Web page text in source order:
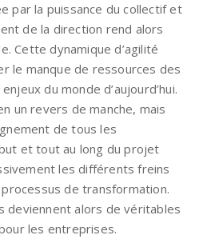
par la puissance du collectif et
de la direction rend alors
Cette dynamique d’agilité
le manque de ressources des
du monde d’aujourd’hui.
un revers de manche, mais
de tous les
et tout au long du projet
les différents freins
de transformation.
deviennent alors de véritables
les entreprises.